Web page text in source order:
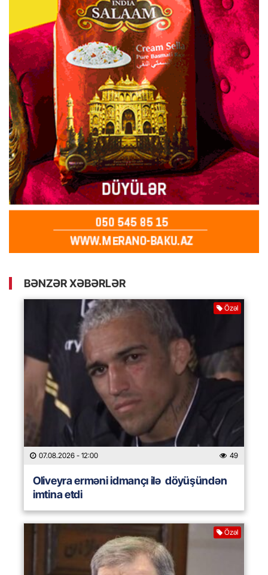
BƏNZƏR XƏBƏRLƏR
Özəl
07.08.2026 - 12:00 49
Oliveyra erməni idmançı ilə döyüşündən
imtina etdi
Özəl